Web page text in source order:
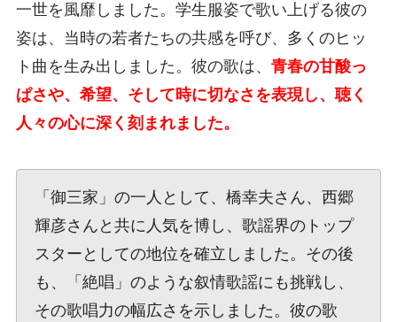
一世を風靡しました。学生服姿で歌い上げる彼の
姿は、当時の若者たちの共感を呼び、多くのヒッ
ト曲を生み出しました。彼の歌は、 青春の甘酸っ
ぱさや、希望、そして時に切なさを表現し、聴く
人々の心に深く刻まれました。
「御三家」の一人として、橋幸夫さん、西郷
輝彦さんと共に人気を博し、歌謡界のトップ
スターとしての地位を確立しました。その後
も、「絶唱」のような叙情歌謡にも挑戦し、
その歌唱力の幅広さを示しました。彼の歌